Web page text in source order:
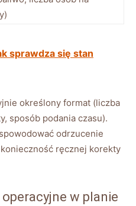
sprawdza się stan
określony format (liczba
sposób podania czasu).
odrzucenie
ręcznej korekty
w planie